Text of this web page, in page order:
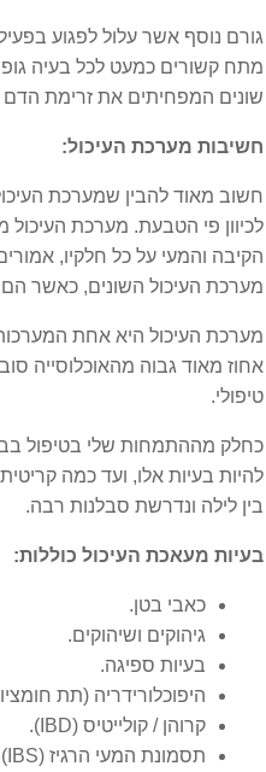
כאבים בשורש כף היד
עצב הסיאטיקה
פריצת דיסק
בעיות הורמונליות
בלוטת התריס
בקע סרעפתי
הליקובקטר פילורי
הפרעות אכילה
מעי רגיז
משקל יתר
גורם נוסף אשר עלול לפגוע
מתח קשורים כמעט לכל בעיה
שונים המפחיתים את זרימת
חשיבות מערכת העיכול:
חשוב מאוד להבין שמערכת
לכיוון פי הטבעת. מערכת
הקיבה והמעי על כל חלקיו,
מערכת העיכול השונים, כאשר הם
מערכת העיכול היא אחת
אחוז מאוד גבוה מהאוכלוסייה
טיפולי.
כחלק מההתמחות שלי בטיפול
להיות בעיות אלו, ועד כמה
בין לילה ונדרשת סבלנות רבה.
בעיות מעאכת העיכול כוללות:
כאבי בטן.
גיהוקים ושיהוקים.
בעיות ספיגה.
היפוכלורידריה (תת
קרוהן / קולייטיס (IBD).
תסמונת המעי הרגיז (IBS).